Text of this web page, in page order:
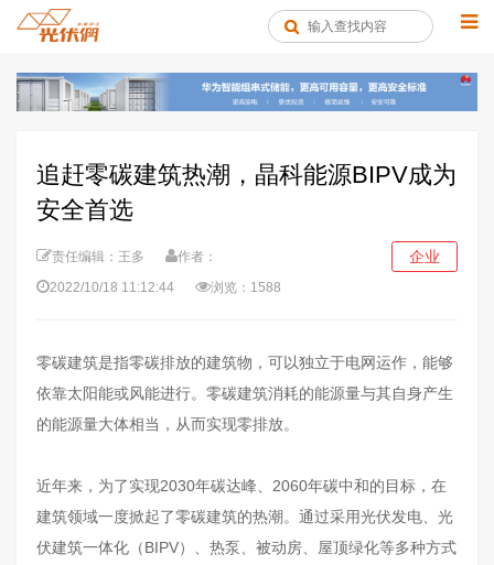
追赶零碳建筑热潮，晶科能源BIPV成为
安全首选
责任编辑：王多
作者：
2022/10/18 11:12:44
浏览：1588
企业
零碳建筑是指零碳排放的建筑物，可以独立于电网运作，能够
依靠太阳能或风能进行。零碳建筑消耗的能源量与其自身产生
的能源量大体相当，从而实现零排放。
近年来，为了实现2030年碳达峰、2060年碳中和的目标，在
建筑领域一度掀起了零碳建筑的热潮。通过采用光伏发电、光
伏建筑一体化（BIPV）、热泵、被动房、屋顶绿化等多种方式